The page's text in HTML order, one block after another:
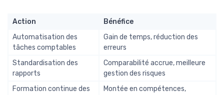
Action
Bénéfice
Automatisation des
tâches comptables
Gain de temps, réduction des
erreurs
Standardisation des
rapports
Comparabilité accrue, meilleure
gestion des risques
Formation continue des
Montée en compétences,